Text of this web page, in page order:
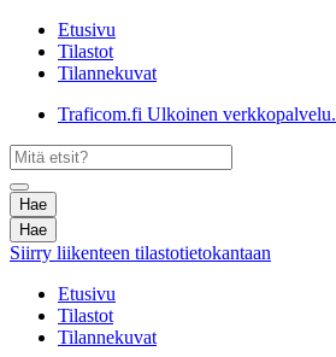
Etusivu
Tilastot
Tilannekuvat
Traficom.fi Ulkoinen verkkopalvelu.
Hae
Hae
Siirry liikenteen tilastotietokantaan
Etusivu
Tilastot
Tilannekuvat